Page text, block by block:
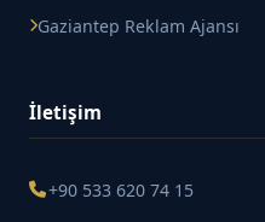
Gaziantep Reklam Ajansı
İletişim
+90 533 620 74 15